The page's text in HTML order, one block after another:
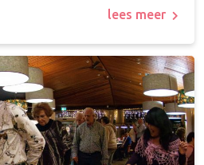
lees meer